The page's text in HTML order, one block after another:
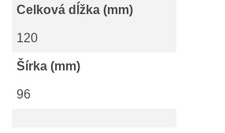
Celková dĺžka (mm)
120
Šírka (mm)
96